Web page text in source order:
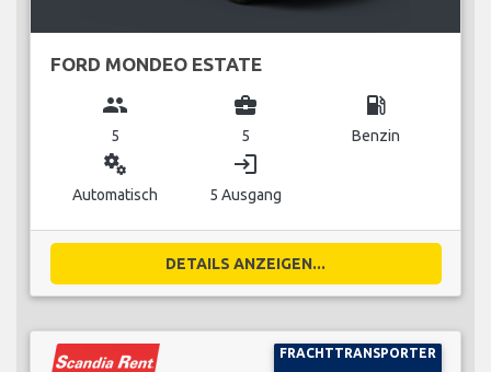
FORD MONDEO ESTATE
group
5
business_center
5
local_gas_station
Benzin
miscellaneous_services
Automatisch
login
5 Ausgang
DETAILS ANZEIGEN...
FRACHTTRANSPORTER